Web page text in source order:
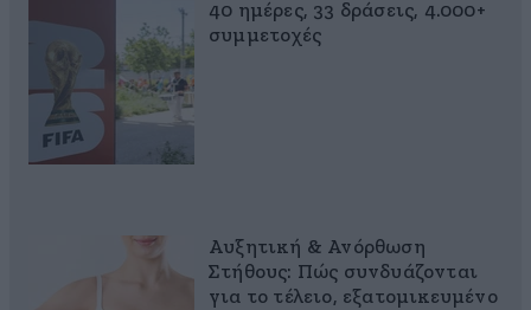
40 ημέρες, 33 δράσεις, 4.000+
συμμετοχές
Αυξητική & Ανόρθωση
Στήθους: Πώς συνδυάζονται
για το τέλειο, εξατομικευμένο